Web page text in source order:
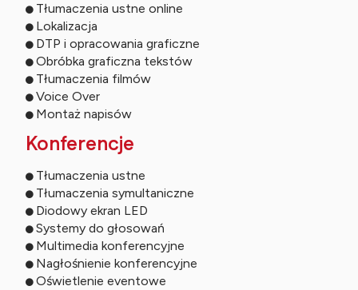
Tłumaczenia ustne online
Lokalizacja
DTP i opracowania graficzne
Obróbka graficzna tekstów
Tłumaczenia filmów
Voice Over
Montaż napisów
Konferencje
Tłumaczenia ustne
Tłumaczenia symultaniczne
Diodowy ekran LED
Systemy do głosowań
Multimedia konferencyjne
Nagłośnienie konferencyjne
Oświetlenie eventowe